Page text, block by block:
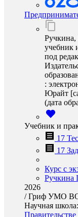
учебник
под
:
Юрайт
(дата
Учебник и
17
17
Курс с
Ручкина
2026
/Гриф УМО
Научная школа: